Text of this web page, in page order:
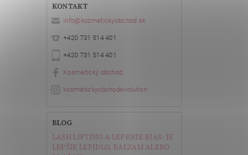
KONTAKT
info@ kozmetickyobchod.sk
+420 731 514 401
+420 731 514 401
Kosmetický obchod
kosmetickyobchodevolution
BLOG
LASH LIFTING A LEPENIE RIAS: JE
LEPŠIE LEPIDLO, BALZAM ALEBO